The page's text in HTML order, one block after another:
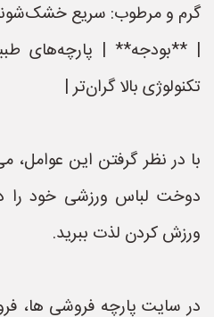
گرم و مرطوب: سریع
| **بودجه** | پارچه‌های
تکنولوژی بالا گران‌تر |
با در نظر گرفتن این عوامل،
دوخت لباس ورزشی خود را
ورزش کردن لذت ببرید.
در سایت پارچه فروشی ها،